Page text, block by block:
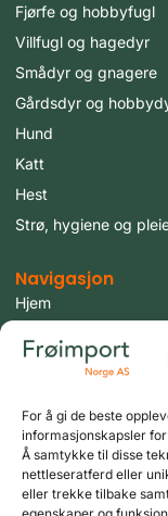
For å gi de beste
informasjonskapsler
Å samtykke til disse
nettleseratferd eller
eller trekke tilbake
Fjørfe og hobbyfugl
Villfugl og hagedyr
Smådyr og gnagere
Gårdsdyr og
Hund
Katt
Hest
Strø, hygiene og
Navigasjon
Hjem
Fugler
Aktuelt
Om oss
Kontakt oss